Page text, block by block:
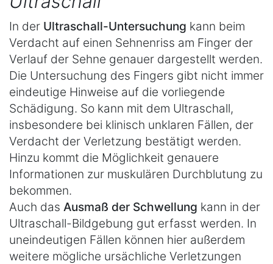
In der Ultraschall-Untersuchung kann beim
Verdacht auf einen Sehnenriss am Finger der
Verlauf der Sehne genauer dargestellt werden.
Die Untersuchung des Fingers gibt nicht immer
eindeutige Hinweise auf die vorliegende
Schädigung. So kann mit dem Ultraschall,
insbesondere bei klinisch unklaren Fällen, der
Verdacht der Verletzung bestätigt werden.
Hinzu kommt die Möglichkeit genauere
Informationen zur muskulären Durchblutung zu
bekommen.
Auch das Ausmaß der Schwellung kann in der
Ultraschall-Bildgebung gut erfasst werden. In
uneindeutigen Fällen können hier außerdem
weitere mögliche ursächliche Verletzungen